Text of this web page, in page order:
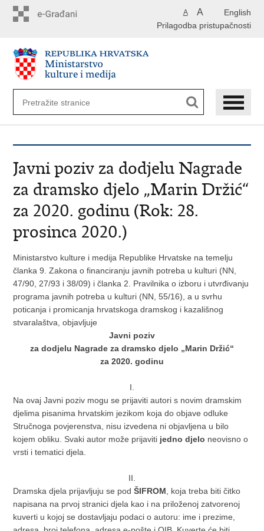
English
A A
Prilagodba pristupačnosti
Javni poziv za dodjelu Nagrade
za dramsko djelo „Marin Držić“
za 2020. godinu (Rok: 28.
prosinca 2020.)
Ministarstvo kulture i medija Republike Hrvatske na temelju
članka 9. Zakona o financiranju javnih potreba u kulturi (NN,
47/90, 27/93 i 38/09) i članka 2. Pravilnika o izboru i utvrđivanju
programa javnih potreba u kulturi (NN, 55/16), a u svrhu
poticanja i promicanja hrvatskoga dramskog i kazališnog
stvaralaštva, objavljuje
Javni poziv
za dodjelu Nagrade za dramsko djelo „Marin Držić“
za 2020. godinu
I.
Na ovaj Javni poziv mogu se prijaviti autori s novim dramskim
djelima pisanima hrvatskim jezikom koja do objave odluke
Stručnoga povjerenstva, nisu izvedena ni objavljena u bilo
kojem obliku. Svaki autor može prijaviti jedno djelo neovisno o
vrsti i tematici djela.
II.
Dramska djela prijavljuju se podŠIFROM , koja treba biti čitko
napisana na prvoj stranici djela kao i na priloženoj zatvorenoj
kuverti u kojoj se dostavljaju podaci o autoru: ime i prezime,